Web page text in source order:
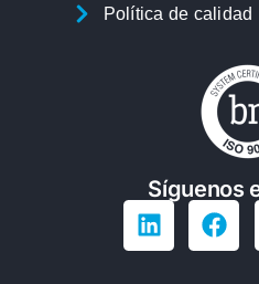
Política de calidad
Síguenos